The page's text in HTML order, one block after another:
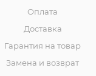
Оплата
Доставка
Гарантия на товар
Замена и возврат